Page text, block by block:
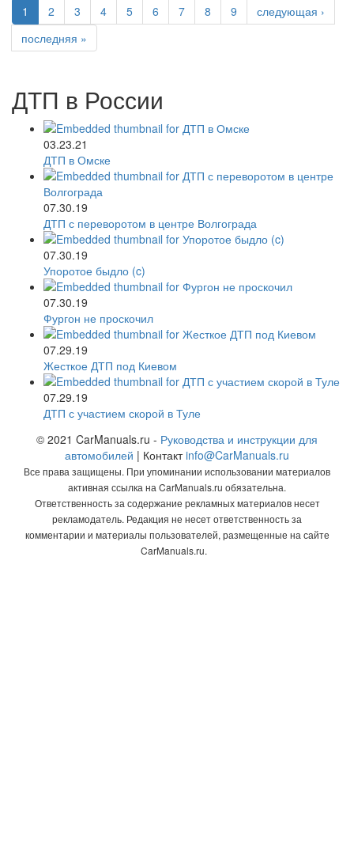
1 2 3 4 5 6 7 8 9
следующая ›
последняя »
ДТП в России
03.23.21
ДТП в Омске
07.30.19
ДТП с переворотом в центре Волгограда
07.30.19
Упоротое быдло (c)
07.30.19
Фургон не проскочил
07.29.19
Жесткое ДТП под Киевом
07.29.19
ДТП с участием скорой в Туле
© 2021 CarManuals.ru - Руководства и инструкции для
автомобилей | Контактinfo@CarManuals.ru
Все права защищены. При упоминании использовании материалов
активная ссылка на CarManuals.ru обязательна.
Ответственность за содержание рекламных материалов несет
рекламодатель. Редакция не несет ответственность за
комментарии и материалы пользователей, размещенные на сайте
CarManuals.ru.